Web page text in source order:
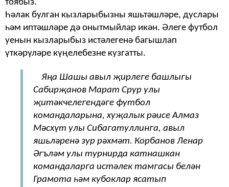
тоябыз.
Һәлак булган кызларыбызны яшьтәшләре, дуслары
һәм иптәшләре дә онытмыйлар икән. Әлеге футбол
уенын кызларыбыз истәлегенә багышлап
үткәрүләре күңелебезне кузгатты.
Яңа Шашы авыл җирлеге башлыгы
Сабирҗанов Марат Срур улы
җитәкчелегендәге футбол
командаларына, хуҗалык рәисе Алмаз
Мәсхүт улы Сибагатуллинга, авыл
яшьләренә зур рәхмәт. Корбанов Ленар
Әгъләм улы турнирда катнашкан
командаларга истәлек тамгасы белән
Грамота һәм кубоклар ясатып